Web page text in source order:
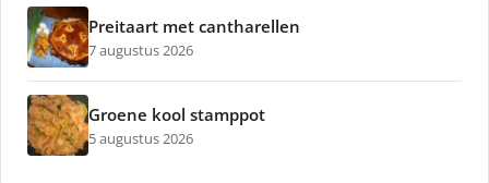
Preitaart met cantharellen
7 augustus 2026
Groene kool stamppot
5 augustus 2026